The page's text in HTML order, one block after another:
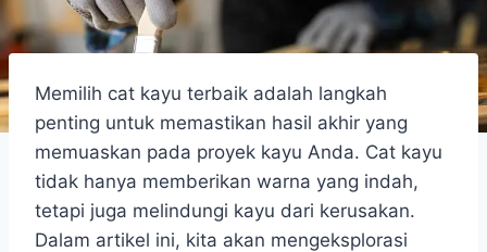
Memilih cat kayu terbaik adalah langkah
penting untuk memastikan hasil akhir yang
memuaskan pada proyek kayu Anda. Cat kayu
tidak hanya memberikan warna yang indah,
tetapi juga melindungi kayu dari kerusakan.
Dalam artikel ini, kita akan mengeksplorasi